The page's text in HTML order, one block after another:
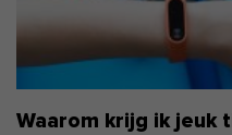
Waarom krijg ik jeuk